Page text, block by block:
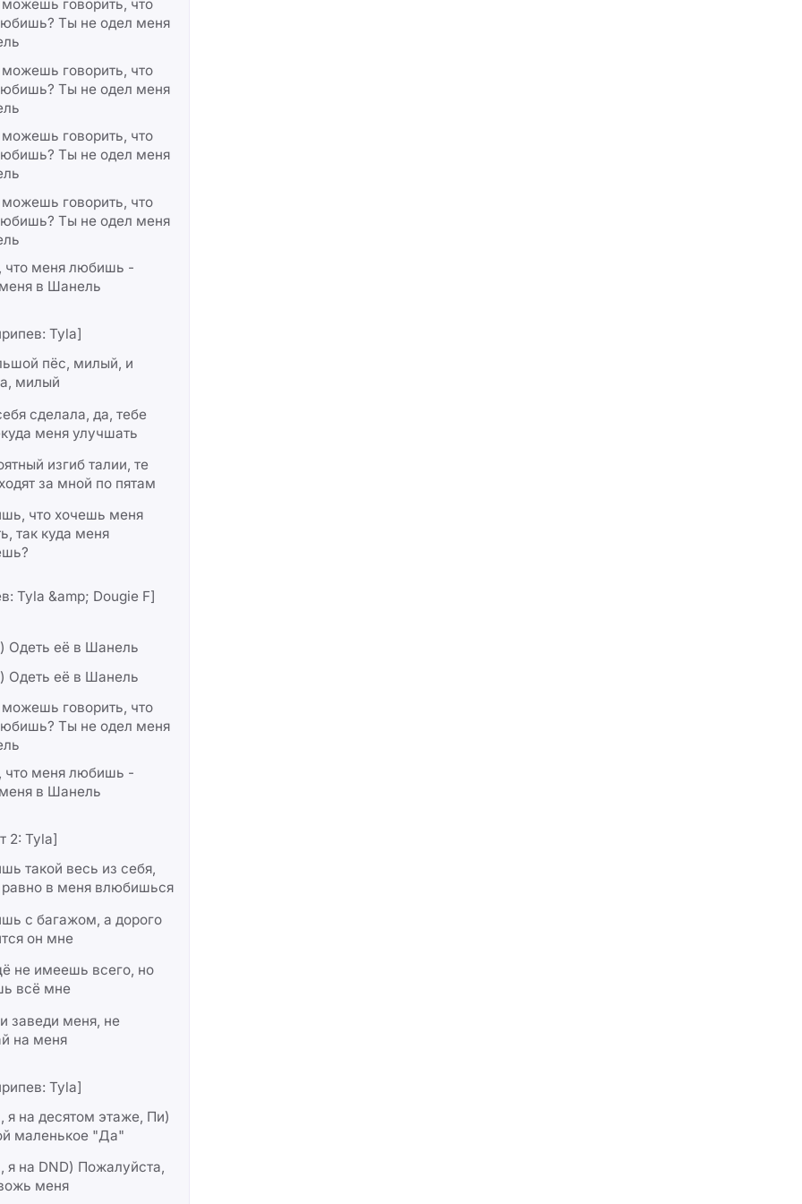
говорить, что
Ты не одел меня
говорить, что
Ты не одел меня
говорить, что
Ты не одел меня
говорить, что
Ты не одел меня
что меня любишь -
в Шанель
Tyla]
пёс, милый, и
милый
сделала, да, тебе
меня улучшать
изгиб талии, те
за мной по пятам
что хочешь меня
так куда меня
Tyla &amp; Dougie F]
её в Шанель
её в Шанель
говорить, что
Ты не одел меня
что меня любишь -
в Шанель
2: Tyla]
такой весь из себя,
равно в меня влюбишься
с багажом, а дорого
он мне
не имеешь всего, но
всё мне
заведи меня, не
на меня
Tyla]
я на десятом этаже, Пи)
маленькое "Да"
я на DND) Пожалуйста,
меня